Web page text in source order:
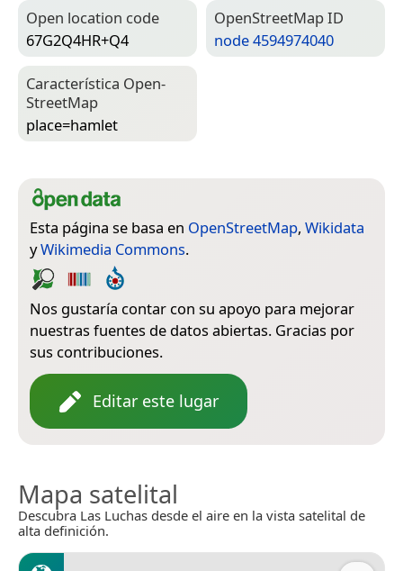
Open location code
67G2Q4HR+Q4
Open­Street­Map ID
node 4594974040
Característica Open­
Street­Map
place=­hamlet
Esta página se basa en OpenStreetMap, Wikidata
yWikimedia Commons.
Nos gustaría contar con su apoyo para mejorar
nuestras fuentes de datos abiertas. Gracias por
sus contribuciones.
Editar este lugar
Mapa satelital
Descubra Las Luchas desde el aire en la vista satelital de
alta definición.